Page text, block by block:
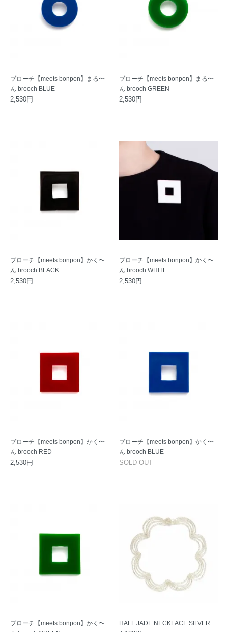
ブローチ【meets bonpon】まる〜
ん brooch BLUE
2,530円
ブローチ【meets bonpon】まる〜
ん brooch GREEN
2,530円
ブローチ【meets bonpon】かく〜
ん brooch BLACK
2,530円
ブローチ【meets bonpon】かく〜
ん brooch WHITE
2,530円
ブローチ【meets bonpon】かく〜
ん brooch RED
2,530円
ブローチ【meets bonpon】かく〜
ん brooch BLUE
SOLD OUT
ブローチ【meets bonpon】かく〜
HALF JADE NECKLACE SILVER